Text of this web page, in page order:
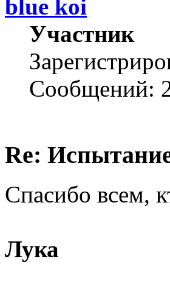
blue koi
Участник
Сообщений:
Re:
Спасибо всем,
Лука